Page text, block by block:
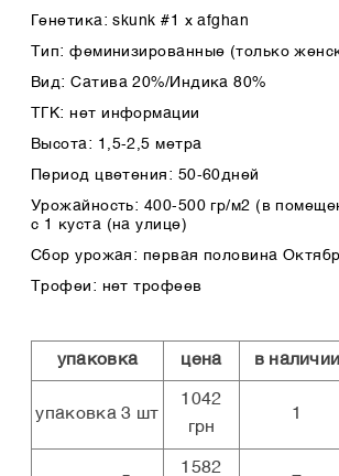
Генетика: skunk #1 х afghan
Тип: феминизированные (только
Вид: Сатива 20%/Индика 80%
ТГК: нет информации
Высота: 1,5-2,5 метра
Период цветения: 50-60дней
Урожайность: 400-500 гр/м2 (в
с 1 куста (на улице)
Сбор урожая: первая половина
Трофеи: нет трофеев
упаковка цена в наличии
упаковка 3 шт
1042
грн
1
1582